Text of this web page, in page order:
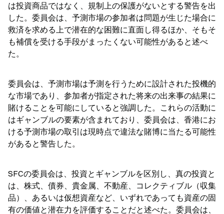
は投資商品ではなく、規制上の保護がないとする警告を出
した。委員会は、予測市場の参加者は問題が生じた場合に
救済を求める上で潜在的な困難に直面し得るほか、そもそ
も補償を受ける手段がまったくない可能性があると述べ
た。
委員会は、予測市場は予測を行うために設計された投機的
な市場であり、参加者が指定された将来の出来事の結果に
賭けることを可能にしていると強調した。これらの活動に
はギャンブルの要素が含まれており、委員会は、香港にお
ける予測市場の取引は現時点で違法な賭博に当たる可能性
があると警告した。
SFCの委員会は、投資とギャンブルを区別し、真の投資と
は、株式、債券、貴金属、不動産、コレクティブル（収集
品）、あるいは仮想資産など、いずれであっても資産の固
有の価値と潜在力を評価することだと述べた。委員会は、